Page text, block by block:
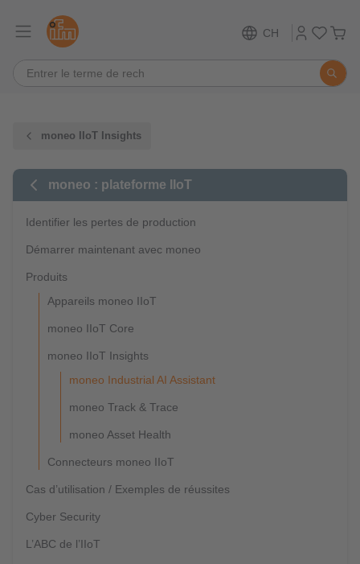
CH
moneo IIoT Insights
moneo : plateforme IIoT
Identifier les pertes de production
Démarrer maintenant avec moneo
Produits
Appareils moneo IIoT
moneo IIoT Core
moneo IIoT Insights
moneo Industrial AI Assistant
moneo Track & Trace
moneo Asset Health
Connecteurs moneo IIoT
Cas d’utilisation / Exemples de réussites
Cyber Security
L’ABC de l’IIoT